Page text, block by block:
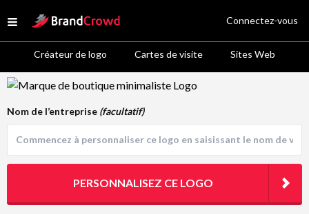
Open menu
Site Logo
Créateur de logo Cartes de visite Sites Web
Connectez-vous
Logo Template Preview
Nom de l’entreprise (facultatif)
PERSONNALISEZ CE LOGO